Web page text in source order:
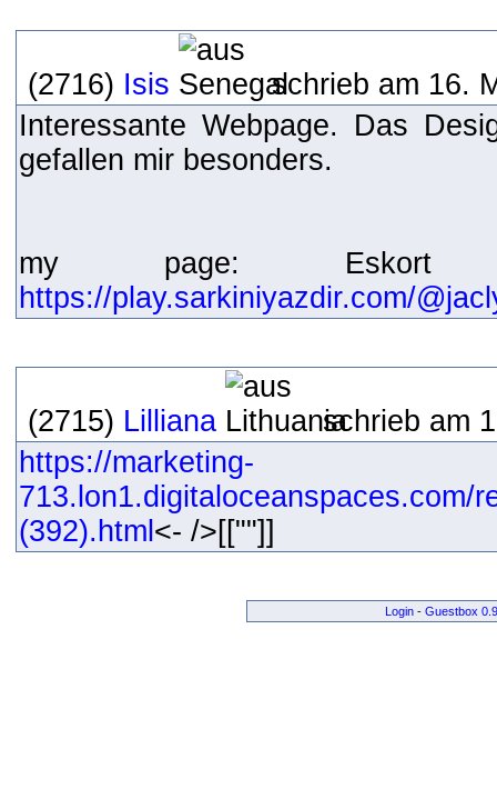
(2716) Isis
schrieb am 16.
Interessante Webpage. Das
gefallen mir besonders.
my page: Eskort
https://play.sarkiniyazdir.com/
(2715) Lilliana
schrieb am
https://marketing-
713.lon1.digitaloceanspaces.com/
(392).html <- />[[""]]
Login- Guestbox